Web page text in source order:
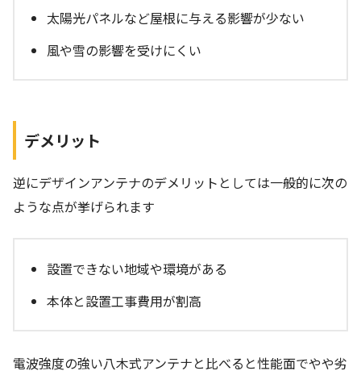
太陽光パネルなど屋根に与える影響が少ない
風や雪の影響を受けにくい
デメリット
逆にデザインアンテナのデメリットとしては一般的に次の
ような点が挙げられます
設置できない地域や環境がある
本体と設置工事費用が割高
電波強度の強い八木式アンテナと比べると性能面でやや劣